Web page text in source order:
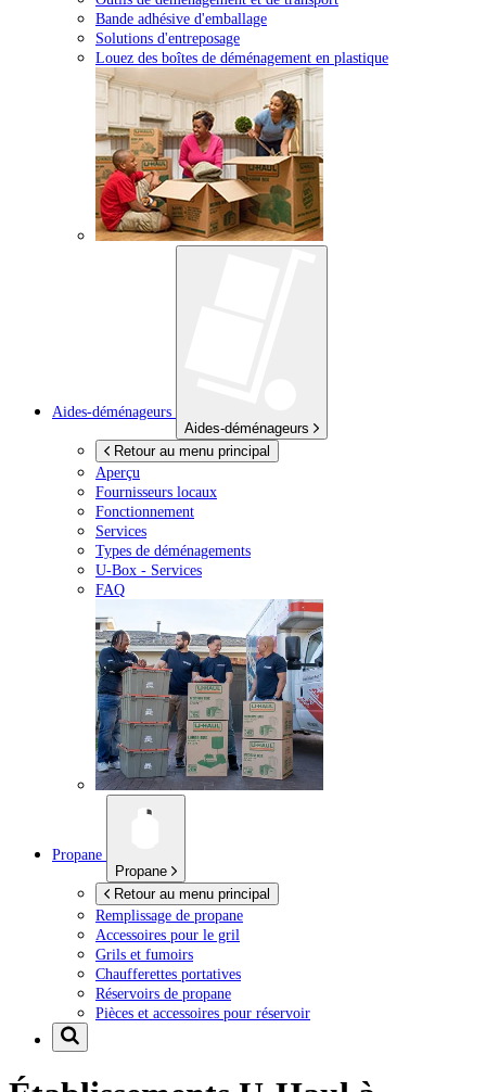
Bande adhésive d'emballage
Solutions d'entreposage
Louez des boîtes de déménagement en plastique
Aides-déménageurs
Aides-déménageurs
Retour au menu principal
Aperçu
Fournisseurs locaux
Fonctionnement
Services
Types de déménagements
U-Box - Services
FAQ
Propane
Propane
Retour au menu principal
Remplissage de propane
Accessoires pour le gril
Grils et fumoirs
Chaufferettes portatives
Réservoirs de propane
Pièces et accessoires pour réservoir